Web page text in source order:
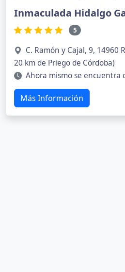
Inmaculada Hidalgo
5
C. Ramón y Cajal, 9, 14960
20 km de Priego de Córdoba)
Ahora mismo se encuentra
Más Información